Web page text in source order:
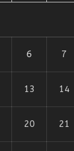
6 7
13 14
20 21